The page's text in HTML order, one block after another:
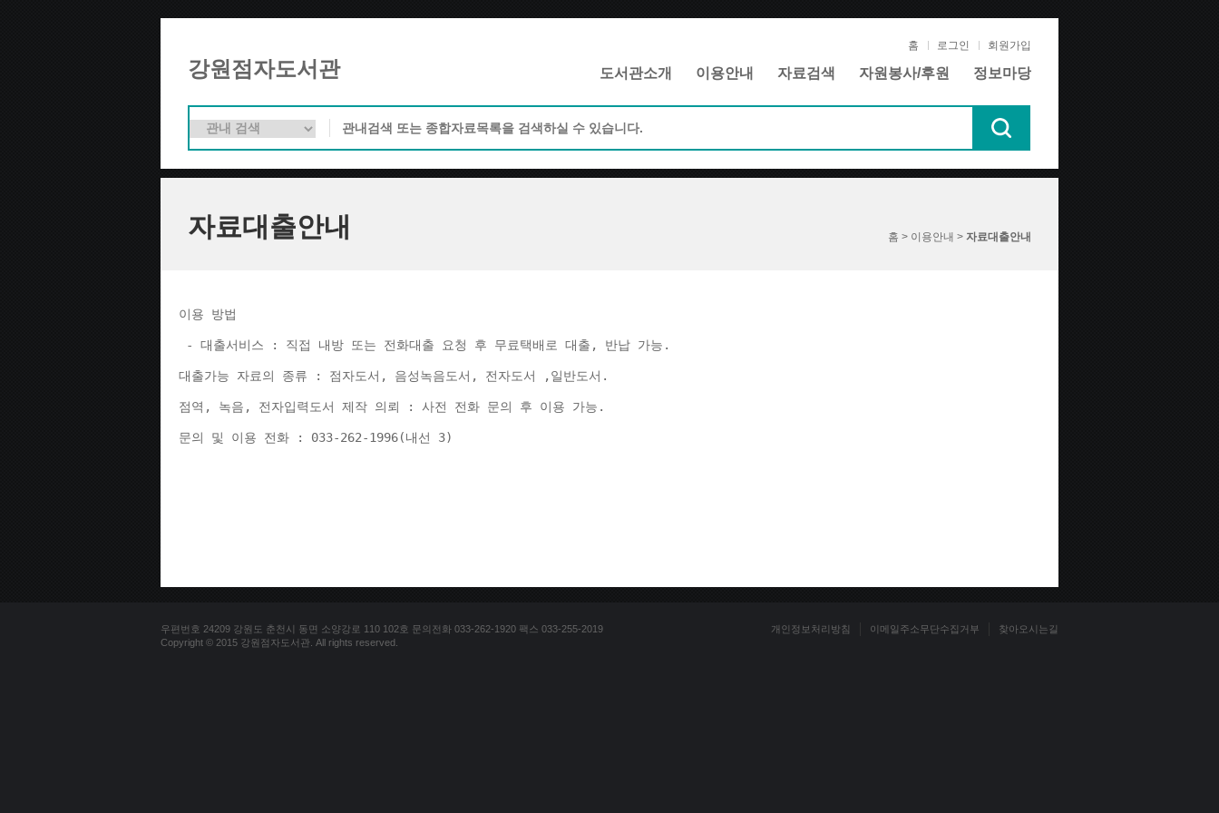
강원점자도서관
홈 로그인 회원가입
도서관소개 이용안내 자료검색 자원봉사/후원 정보마당
자료대출안내 홈 > 이용안내 > 자료대출안내
이용 방법
- 대출서비스 : 직접 내방 또는 전화대출 요청 후 무료택배로 대출, 반납 가능.
대출가능 자료의 종류 : 점자도서, 음성녹음도서, 전자도서 ,일반도서.
점역, 녹음, 전자입력도서 제작 의뢰 : 사전 전화 문의 후 이용 가능.
문의 및 이용 전화 : 033-262-1996(내선 3)
우편번호 24209 강원도 춘천시 동면 소양강로 110 102호 문의전화 033-262-1920 팩스 033-255-2019
Copyright © 2015 강원점자도서관. All rights reserved.
개인정보처리방침 이메일주소무단수집거부 찾아오시는길